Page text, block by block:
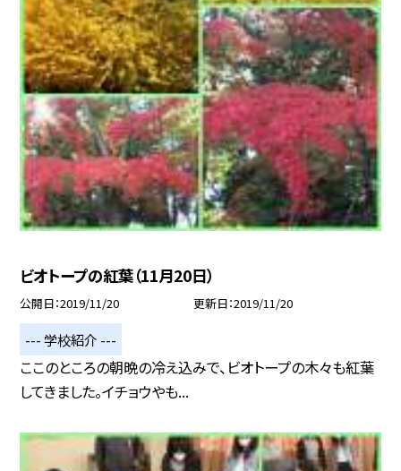
ビオトープの紅葉（11月20日）
公開日 2019/11/20 更新日 2019/11/20
--- 学校紹介 ---
ここのところの朝晩の冷え込みで、ビオトープの木々も紅葉
してきました。イチョウやも...